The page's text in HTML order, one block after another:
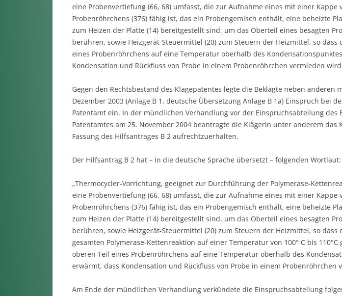
eine Probenvertiefung (66, 68) umfasst, die zur Aufnahme eines mit einer Kappe
Probenröhrchens (376) fähig ist, das ein Probengemisch enthält, eine beheizte
zum Heizen der Platte (14) bereitgestellt sind, um das Oberteil eines besagten
berühren, sowie Heizgerät-Steuermittel (20) zum Steuern der Heizmittel, so dass
eines Probenröhrchens auf eine Temperatur oberhalb des
Kondensation und Rückfluss von Probe in einem Probenröhrchen vermieden
Gegen den Rechtsbestand des Klagepatentes legte die Beklagte neben anderen
Dezember 2003 (Anlage B 1, deutsche Übersetzung Anlage B 1a) Einspruch bei
Patentamt ein. In der mündlichen Verhandlung vor der Einspruchsabteilung des
Patentamtes am 25. November 2004 beantragte die Klägerin unter anderem das
Fassung des Hilfsantrages B 2 aufrechtzuerhalten.
Der Hilfsantrag B 2 hat – in die deutsche Sprache übersetzt – folgenden Wortlaut:
„Thermocycler-Vorrichtung, geeignet zur Durchführung der Polymerase-
eine Probenvertiefung (66, 68) umfasst, die zur Aufnahme eines mit einer Kappe
Probenröhrchens (376) fähig ist, das ein Probengemisch enthält, eine beheizte
zum Heizen der Platte (14) bereitgestellt sind, um das Oberteil eines besagten
berühren, sowie Heizgerät-Steuermittel (20) zum Steuern der Heizmittel, so dass
gesamten Polymerase-Kettenreaktion auf einer Temperatur von 100° C bis
oberen Teil eines Probenröhrchens auf eine Temperatur oberhalb des
erwärmt, dass Kondensation und Rückfluss von Probe in einem Probenröhrchen
Am Ende der mündlichen Verhandlung verkündete die Einspruchsabteilung